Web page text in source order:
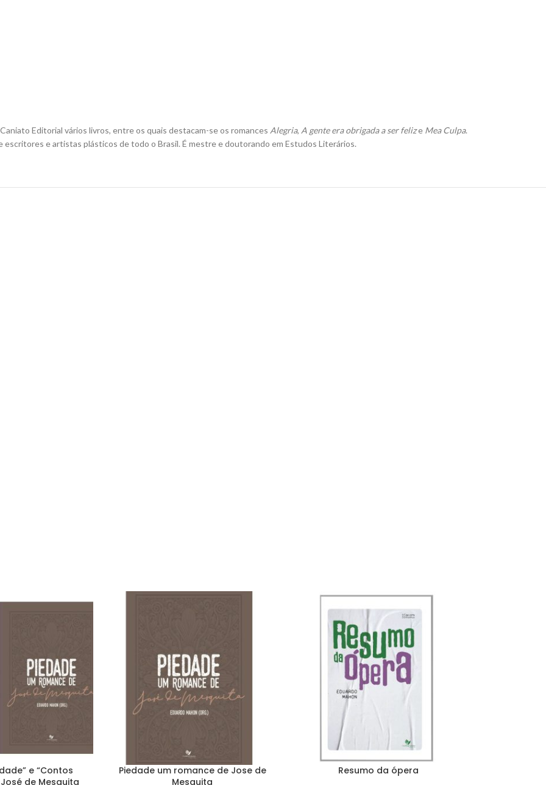
Editorial vários livros, entre os quais destacam-se os romances Alegria, A gente era obrigada a ser felize Mea Culpa.
escritores e artistas plásticos de todo o Brasil. É mestre e doutorando em Estudos Literários.
e “Contos
de Mesquita
Piedade um romance de Jose de
Mesquita
Resumo da ópera